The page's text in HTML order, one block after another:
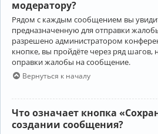
модератору?
Рядом с каждым сообщением вы
предназначенную для отправки
разрешено администратором
кнопке, вы пройдёте через ряд шагов,
оправки жалобы на сообщение.
Вернуться к началу
Что означает кнопка
создании сообщения?